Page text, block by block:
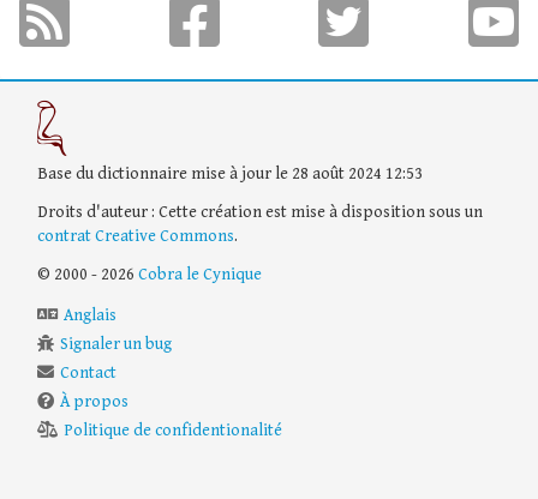
Base du dictionnaire mise à jour le 28 août 2024 12:53
Droits d'auteur : Cette création est mise à disposition sous un
contrat Creative Commons.
© 2000 - 2026 Cobra le Cynique
Anglais
Signaler un bug
Contact
À propos
Politique de confidentionalité